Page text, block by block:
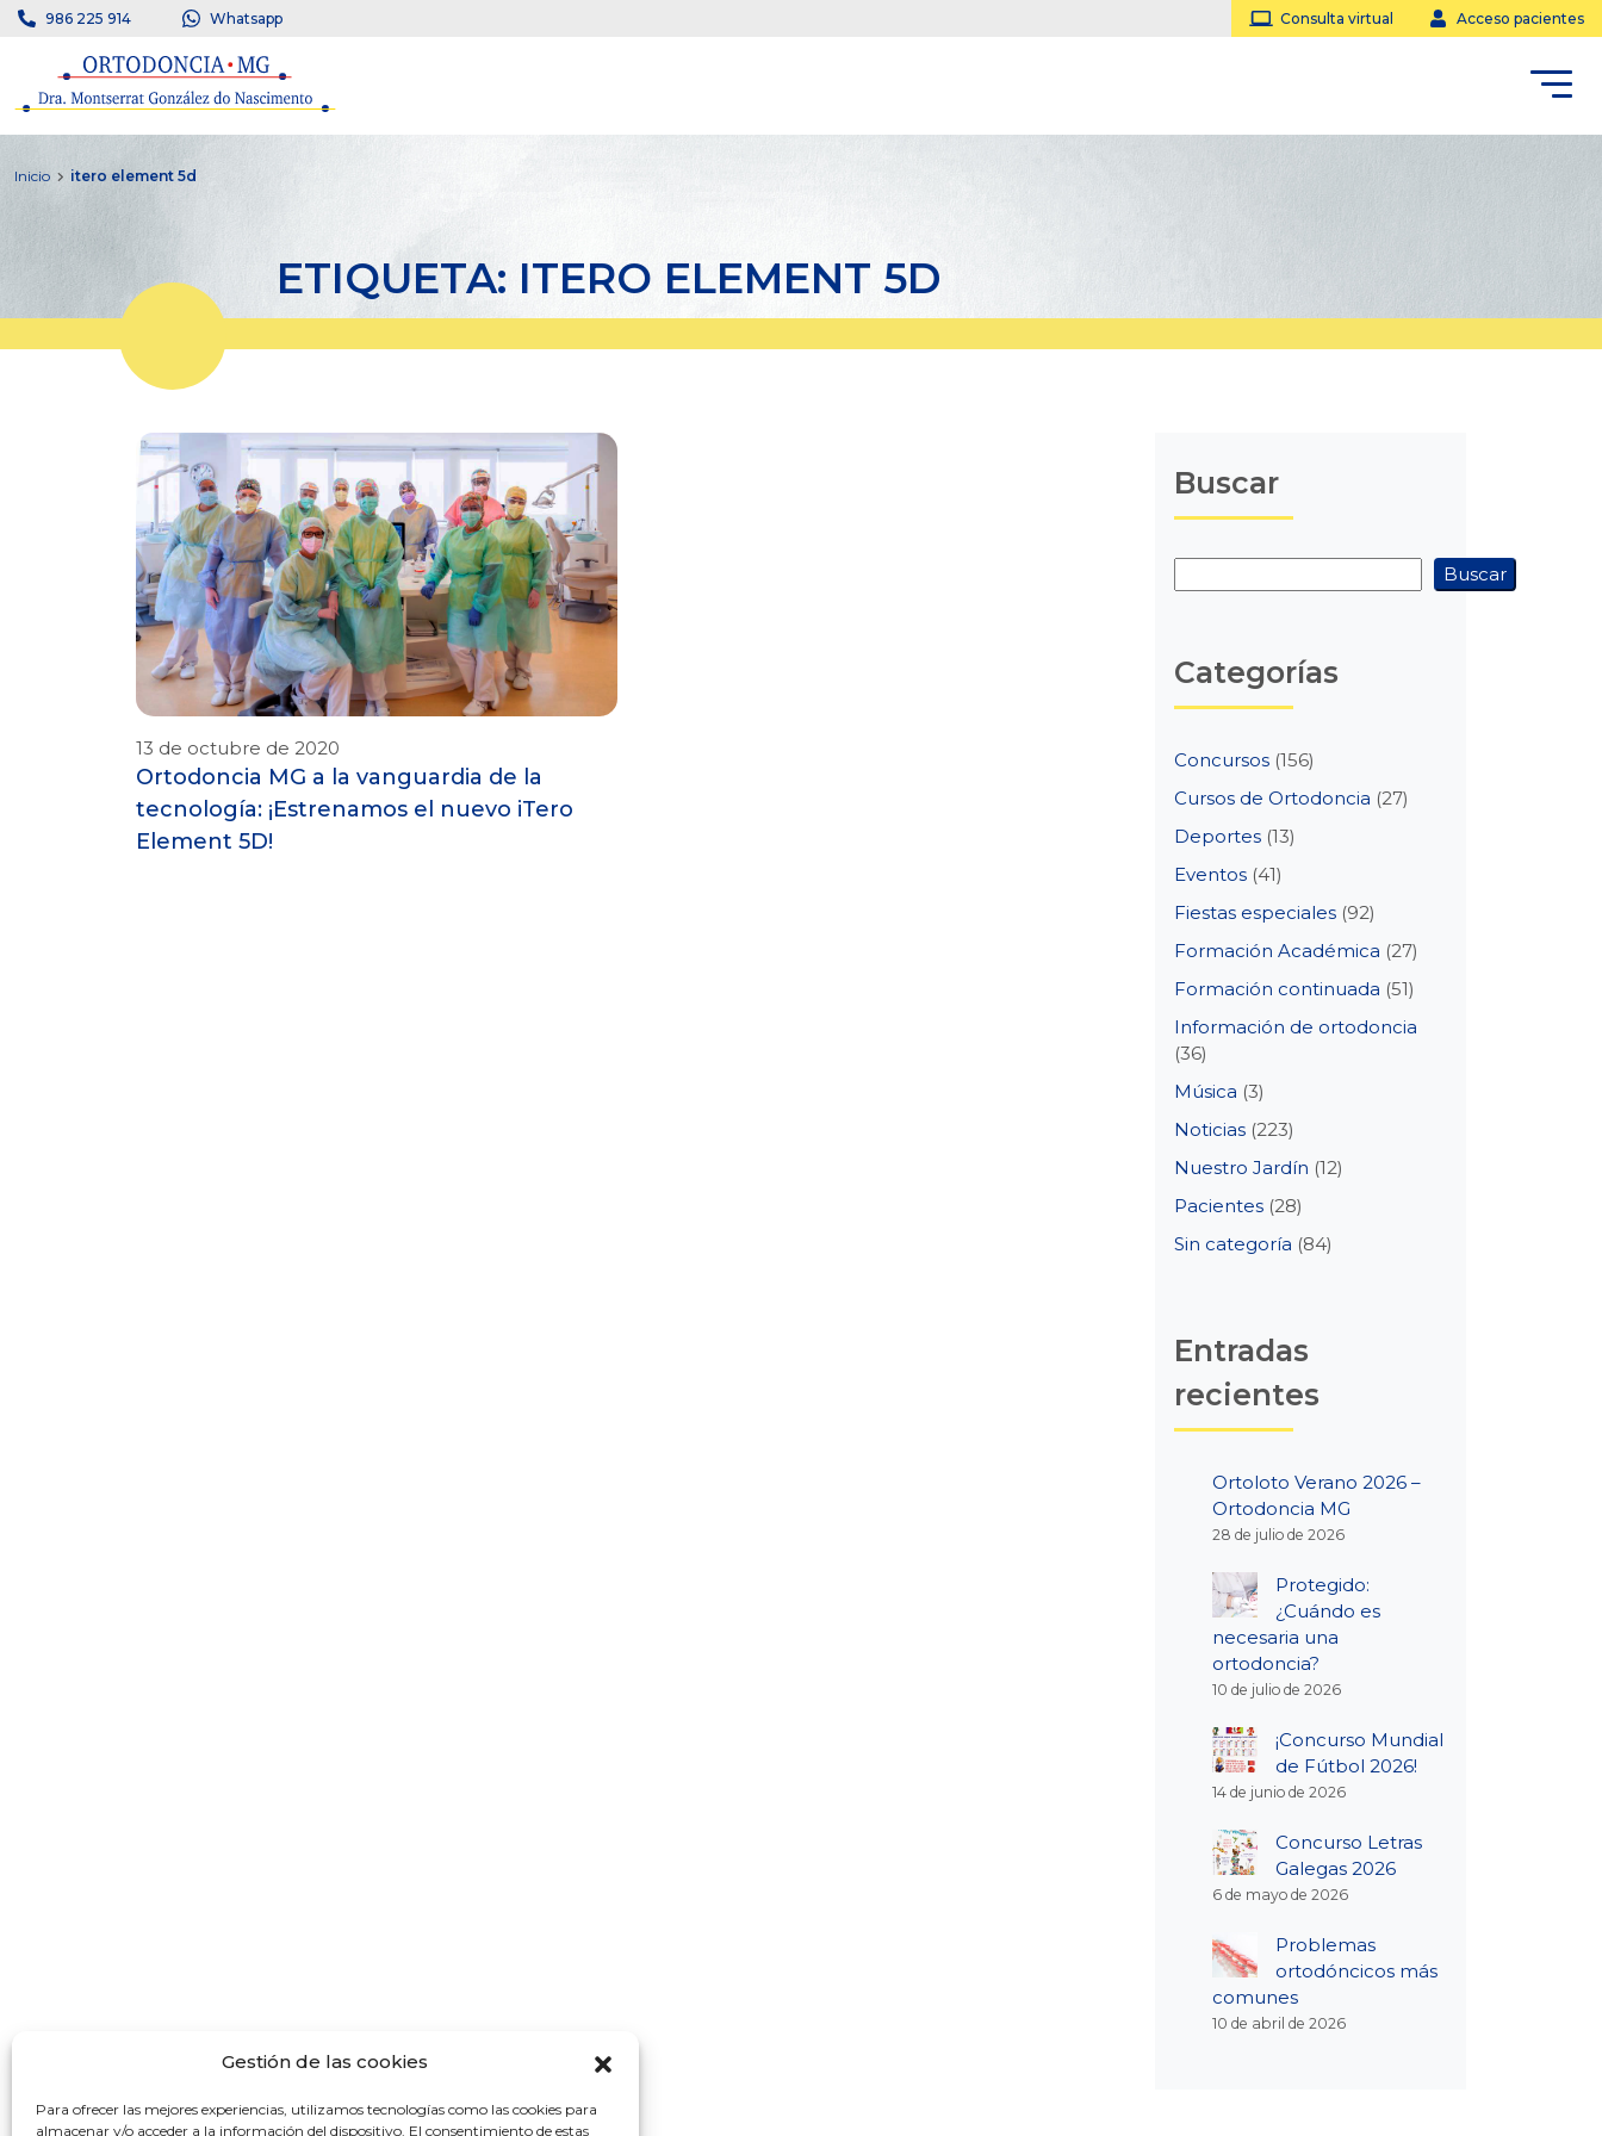
Gestión de las cookies
Para ofrecer las mejores experiencias, utilizamos tecnologías como las cookies para
almacenar y/o acceder a la información del dispositivo. El consentimiento de estas
986 225 914 Whatsapp Consulta virtual Acceso pacientes
Inicio itero element 5d
ETIQUETA: ITERO ELEMENT 5D
13 de octubre de 2020
Ortodoncia MG a la vanguardia de la
tecnología: ¡Estrenamos el nuevo iTero
Element 5D!
Buscar
Buscar
Categorías
Concursos (156)
Cursos de Ortodoncia (27)
Deportes (13)
Eventos (41)
Fiestas especiales (92)
Formación Académica (27)
Formación continuada (51)
Información de ortodoncia
(36)
Música (3)
Noticias (223)
Nuestro Jardín (12)
Pacientes (28)
Sin categoría (84)
Entradas
recientes
Ortoloto Verano 2026 –
Ortodoncia MG
28 de julio de 2026
Protegido:
¿Cuándo es
necesaria una
ortodoncia?
10 de julio de 2026
¡Concurso Mundial
de Fútbol 2026!
14 de junio de 2026
Concurso Letras
Galegas 2026
6 de mayo de 2026
Problemas
ortodóncicos más
comunes
10 de abril de 2026